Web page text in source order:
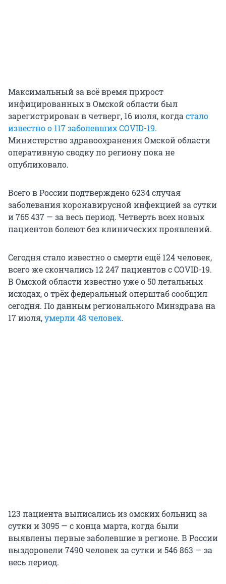
Максимальный за всё время прирост
инфицированных в Омской области был
зарегистрирован в четверг, 16 июля, когдастало
известно о 117 заболевших COVID-19.
Министерство здравоохранения Омской области
оперативную сводку по региону пока не
опубликовало.
Всего в России подтверждено 6234 случая
заболевания коронавирусной инфекцией за сутки
и 765 437 — за весь период. Четверть всех новых
пациентов болеют без клинических проявлений.
Сегодня стало известно о смерти ещё 124 человек,
всего же скончались 12 247 пациентов с COVID-19.
В Омской области известно уже о 50 летальных
исходах, о трёх федеральный оперштаб сообщил
сегодня. По данным регионального Минздрава на
17 июля,умерли 48 человек.
123 пациента выписались из омских больниц за
сутки и 3095 — с конца марта, когда были
выявлены первые заболевшие в регионе. В России
выздоровели 7490 человек за сутки и 546 863 — за
весь период.